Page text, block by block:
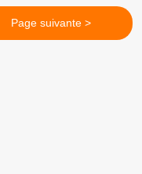
Page suivante >